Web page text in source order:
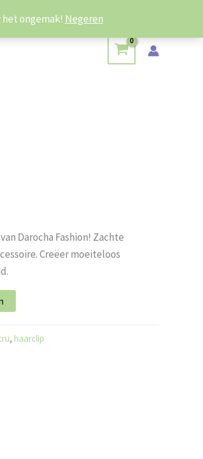
ongemak! Negeren
Darocha Fashion! Zachte
Creëer moeiteloos
, haarclip